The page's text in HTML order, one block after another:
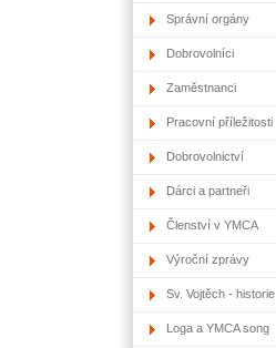
Správní orgány
Dobrovolníci
Zaměstnanci
Pracovní příležitosti
Dobrovolnictví
Dárci a partneři
Členství v YMCA
Výroční zprávy
Sv. Vojtěch - historie
Loga a YMCA song